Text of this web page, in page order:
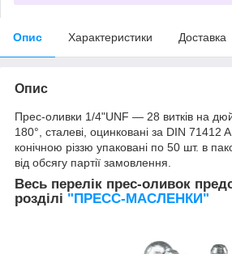
Опис Характеристики Доставка
Опис
Прес-оливки 1/4"UNF — 28 витків на
180°, сталеві, оцинковані за DIN 71412 A
конічною різзю упаковані по 50 шт. в
від обсягу партії замовлення.
Весь перелік прес-оливок
розділі "ПРЕСС-МАСЛЕНКИ"